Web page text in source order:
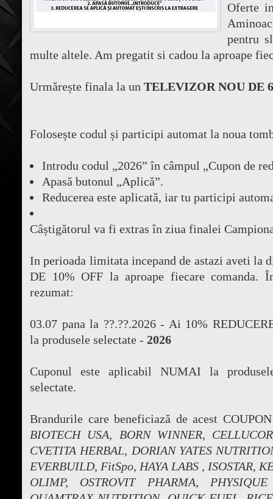
Oferte
pentru
multe altele. Am pregatit si cadou la aproape
Urmărește finala la un TELEVIZOR NOU DE
Folosește codul și participi automat la noua
Introdu codul „2026” în câmpul „Cupon de
Apasă butonul „Aplică”.
Reducerea este aplicată, iar tu participi
Câștigătorul va fi extras în ziua finalei
In perioada limitata incepand de astazi aveti la
DE 10% OFF la aproape fiecare comanda.
rezumat:
03.07 pana la ??.??.2026 - Ai 10%
la produsele selectate - 2026
Cuponul este aplicabil NUMAI la
selectate.
Brandurile care beneficiază de acest
BIOTECH USA, BORN WINNER,
CVETITA HERBAL, DORIAN YATES
EVERBUILD, FitSpo, HAYA LABS , ISOSTAR,
OLIMP, OSTROVIT PHARMA,